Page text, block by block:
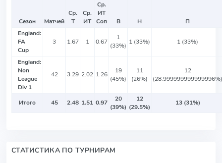
Сезон Матчей
Ср.
Т
Ср.
ИТ
Ср.
ИТ
Соп
В Н
П
England:
FA
Cup
3 1.67 1 0.67
1
(33%) 1 (33%) 1 (33%)
England:
Non
League
Div 1
42 3.29 2.02 1.26
19
(45%)
11
(26%)
12
(28.999999999999996%)
Итого 45 2.48 1.51 0.97
20
(39%)
12
(29.5%)
13 (31%)
СТАТИСТИКА ПО ТУРНИРАМ